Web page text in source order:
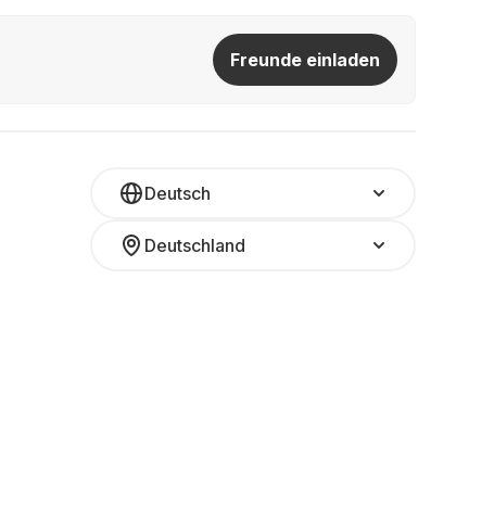
Freunde einladen
Deutsch
Deutschland